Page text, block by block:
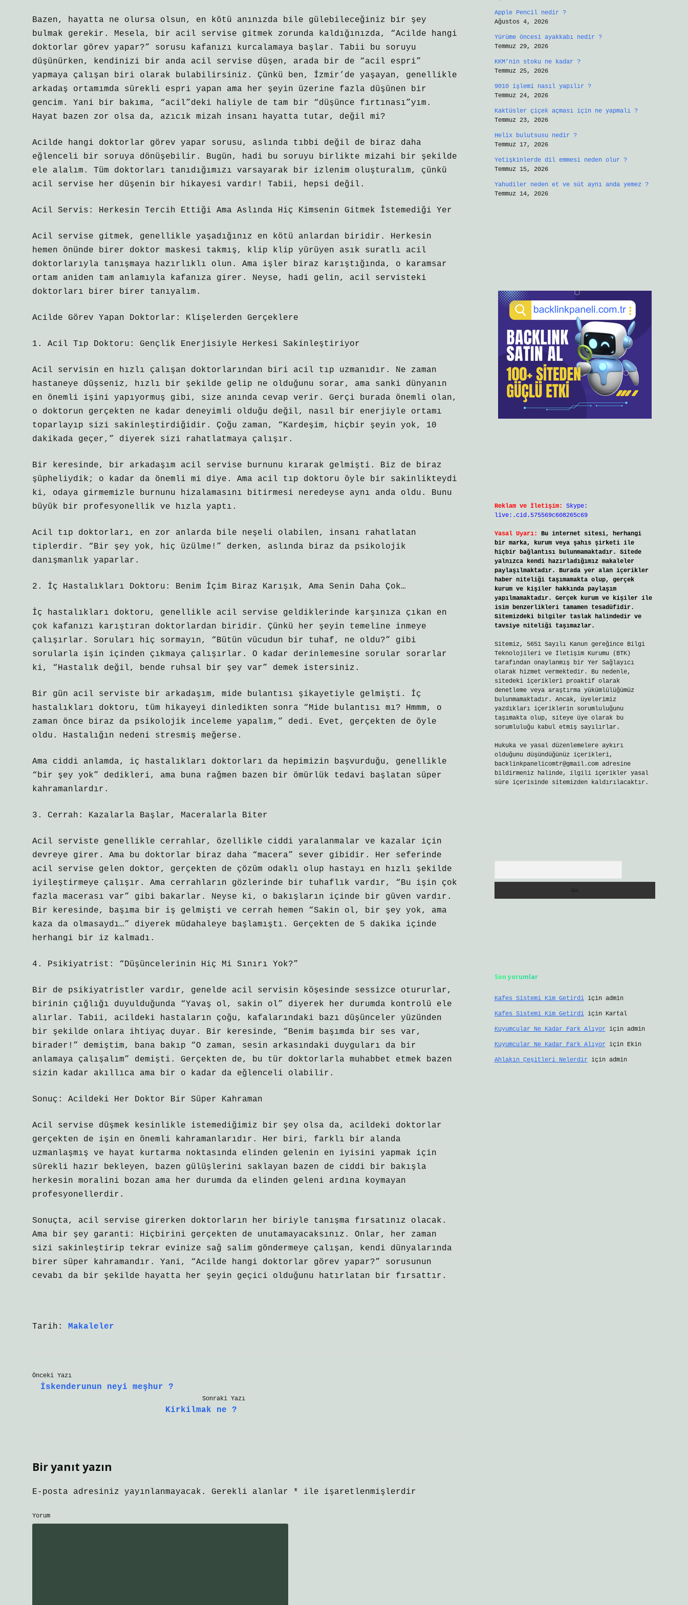
Bazen, hayatta ne olursa olsun, en kötü anınızda bile gülebileceğiniz bir şey
bulmak gerekir. Mesela, bir acil servise gitmek zorunda kaldığınızda, “Acilde hangi
doktorlar görev yapar?” sorusu kafanızı kurcalamaya başlar. Tabii bu soruyu
düşünürken, kendinizi bir anda acil servise düşen, arada bir de “acil espri”
yapmaya çalışan biri olarak bulabilirsiniz. Çünkü ben, İzmir’de yaşayan, genellikle
arkadaş ortamımda sürekli espri yapan ama her şeyin üzerine fazla düşünen bir
gencim. Yani bir bakıma, “acil”deki haliyle de tam bir “düşünce fırtınası”yım.
Hayat bazen zor olsa da, azıcık mizah insanı hayatta tutar, değil mi?
Acilde hangi doktorlar görev yapar sorusu, aslında tıbbi değil de biraz daha
eğlenceli bir soruya dönüşebilir. Bugün, hadi bu soruyu birlikte mizahi bir şekilde
ele alalım. Tüm doktorları tanıdığımızı varsayarak bir izlenim oluşturalım, çünkü
acil servise her düşenin bir hikayesi vardır! Tabii, hepsi değil.
Acil Servis: Herkesin Tercih Ettiği Ama Aslında Hiç Kimsenin Gitmek İstemediği Yer
Acil servise gitmek, genellikle yaşadığınız en kötü anlardan biridir. Herkesin
hemen önünde birer doktor maskesi takmış, klip klip yürüyen asık suratlı acil
doktorlarıyla tanışmaya hazırlıklı olun. Ama işler biraz karıştığında, o karamsar
ortam aniden tam anlamıyla kafanıza girer. Neyse, hadi gelin, acil servisteki
doktorları birer birer tanıyalım.
Acilde Görev Yapan Doktorlar: Klişelerden Gerçeklere
1. Acil Tıp Doktoru: Gençlik Enerjisiyle Herkesi Sakinleştiriyor
Acil servisin en hızlı çalışan doktorlarından biri acil tıp uzmanıdır. Ne zaman
hastaneye düşseniz, hızlı bir şekilde gelip ne olduğunu sorar, ama sanki dünyanın
en önemli işini yapıyormuş gibi, size anında cevap verir. Gerçi burada önemli olan,
o doktorun gerçekten ne kadar deneyimli olduğu değil, nasıl bir enerjiyle ortamı
toparlayıp sizi sakinleştirdiğidir. Çoğu zaman, “Kardeşim, hiçbir şeyin yok, 10
dakikada geçer,” diyerek sizi rahatlatmaya çalışır.
Bir keresinde, bir arkadaşım acil servise burnunu kırarak gelmişti. Biz de biraz
şüpheliydik; o kadar da önemli mi diye. Ama acil tıp doktoru öyle bir sakinlikteydi
ki, odaya girmemizle burnunu hizalamasını bitirmesi neredeyse aynı anda oldu. Bunu
büyük bir profesyonellik ve hızla yaptı.
Acil tıp doktorları, en zor anlarda bile neşeli olabilen, insanı rahatlatan
tiplerdir. “Bir şey yok, hiç üzülme!” derken, aslında biraz da psikolojik
danışmanlık yaparlar.
2. İç Hastalıkları Doktoru: Benim İçim Biraz Karışık, Ama Senin Daha Çok…
İç hastalıkları doktoru, genellikle acil servise geldiklerinde karşınıza çıkan en
çok kafanızı karıştıran doktorlardan biridir. Çünkü her şeyin temeline inmeye
çalışırlar. Soruları hiç sormayın, “Bütün vücudun bir tuhaf, ne oldu?” gibi
sorularla işin içinden çıkmaya çalışırlar. O kadar derinlemesine sorular sorarlar
ki, “Hastalık değil, bende ruhsal bir şey var” demek istersiniz.
Bir gün acil serviste bir arkadaşım, mide bulantısı şikayetiyle gelmişti. İç
hastalıkları doktoru, tüm hikayeyi dinledikten sonra “Mide bulantısı mı? Hmmm, o
zaman önce biraz da psikolojik inceleme yapalım,” dedi. Evet, gerçekten de öyle
oldu. Hastalığın nedeni stresmiş meğerse.
Ama ciddi anlamda, iç hastalıkları doktorları da hepimizin başvurduğu, genellikle
“bir şey yok” dedikleri, ama buna rağmen bazen bir ömürlük tedavi başlatan süper
kahramanlardır.
3. Cerrah: Kazalarla Başlar, Maceralarla Biter
Acil serviste genellikle cerrahlar, özellikle ciddi yaralanmalar ve kazalar için
devreye girer. Ama bu doktorlar biraz daha “macera” sever gibidir. Her seferinde
acil servise gelen doktor, gerçekten de çözüm odaklı olup hastayı en hızlı şekilde
iyileştirmeye çalışır. Ama cerrahların gözlerinde bir tuhaflık vardır, “Bu işin çok
fazla macerası var” gibi bakarlar. Neyse ki, o bakışların içinde bir güven vardır.
Bir keresinde, başıma bir iş gelmişti ve cerrah hemen “Sakin ol, bir şey yok, ama
kaza da olmasaydı…” diyerek müdahaleye başlamıştı. Gerçekten de 5 dakika içinde
herhangi bir iz kalmadı.
4. Psikiyatrist: “Düşüncelerinin Hiç Mi Sınırı Yok?”
Bir de psikiyatristler vardır, genelde acil servisin köşesinde sessizce otururlar,
birinin çığlığı duyulduğunda “Yavaş ol, sakin ol” diyerek her durumda kontrolü ele
alırlar. Tabii, acildeki hastaların çoğu, kafalarındaki bazı düşünceler yüzünden
bir şekilde onlara ihtiyaç duyar. Bir keresinde, “Benim başımda bir ses var,
birader!” demiştim, bana bakıp “O zaman, sesin arkasındaki duyguları da bir
anlamaya çalışalım” demişti. Gerçekten de, bu tür doktorlarla muhabbet etmek bazen
sizin kadar akıllıca ama bir o kadar da eğlenceli olabilir.
Sonuç: Acildeki Her Doktor Bir Süper Kahraman
Acil servise düşmek kesinlikle istemediğimiz bir şey olsa da, acildeki doktorlar
gerçekten de işin en önemli kahramanlarıdır. Her biri, farklı bir alanda
uzmanlaşmış ve hayat kurtarma noktasında elinden gelenin en iyisini yapmak için
sürekli hazır bekleyen, bazen gülüşlerini saklayan bazen de ciddi bir bakışla
herkesin moralini bozan ama her durumda da elinden geleni ardına koymayan
profesyonellerdir.
Sonuçta, acil servise girerken doktorların her biriyle tanışma fırsatınız olacak.
Ama bir şey garanti: Hiçbirini gerçekten de unutamayacaksınız. Onlar, her zaman
sizi sakinleştirip tekrar evinize sağ salim göndermeye çalışan, kendi dünyalarında
birer süper kahramandır. Yani, “Acilde hangi doktorlar görev yapar?” sorusunun
cevabı da bir şekilde hayatta her şeyin geçici olduğunu hatırlatan bir fırsattır.
Tarih: Makaleler
Önceki Yazı
İskenderunun neyi meşhur ?
Sonraki Yazı
Kirkilmak ne ?
Bir yanıt yazın
E-posta adresiniz yayınlanmayacak. Gerekli alanlar * ile işaretlenmişlerdir
Yorum
Apple Pencil nedir ?
Ağustos 4, 2026
Yürüme öncesi ayakkabı nedir ?
Temmuz 29, 2026
KKM’nin stoku ne kadar ?
Temmuz 25, 2026
9010 işlemi nasıl yapılır ?
Temmuz 24, 2026
Kaktüsler çiçek açması için ne yapmalı ?
Temmuz 23, 2026
Helix bulutsusu nedir ?
Temmuz 17, 2026
Yetişkinlerde dil emmesi neden olur ?
Temmuz 15, 2026
Yahudiler neden et ve süt aynı anda yemez ?
Temmuz 14, 2026
Reklam ve İletişim:
Skype:
live:.cid.575569c608265c69
Yasal Uyarı:
Bu internet sitesi, herhangi
bir marka, kurum veya şahıs şirketi ile
hiçbir bağlantısı bulunmamaktadır. Sitede
yalnızca kendi hazırladığımız makaleler
paylaşılmaktadır. Burada yer alan içerikler
haber niteliği taşımamakta olup, gerçek
kurum ve kişiler hakkında paylaşım
yapılmamaktadır. Gerçek kurum ve kişiler ile
isim benzerlikleri tamamen tesadüfidir.
Sitemizdeki bilgiler taslak halindedir ve
tavsiye niteliği taşımazlar.
Sitemiz, 5651 Sayılı Kanun gereğince Bilgi
Teknolojileri ve İletişim Kurumu (BTK)
tarafından onaylanmış bir Yer Sağlayıcı
olarak hizmet vermektedir. Bu nedenle,
sitedeki içerikleri proaktif olarak
denetleme veya araştırma yükümlülüğümüz
bulunmamaktadır. Ancak, üyelerimiz
yazdıkları içeriklerin sorumluluğunu
taşımakta olup, siteye üye olarak bu
sorumluluğu kabul etmiş sayılırlar.
Hukuka ve yasal düzenlemelere aykırı
olduğunu düşündüğünüz içerikleri,
backlinkpanelicomtr@gmail.comadresine
bildirmeniz halinde, ilgili içerikler yasal
süre içerisinde sitemizden kaldırılacaktır.
Son yorumlar
Kafes Sistemi Kim Getirdiiçin admin
Kafes Sistemi Kim Getirdiiçin Kartal
Kuyumcular Ne Kadar Fark Alıyor için admin
Kuyumcular Ne Kadar Fark Alıyor için Ekin
Ahlakın Çeşitleri Nelerdir için admin